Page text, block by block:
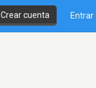
Crear cuenta Entrar